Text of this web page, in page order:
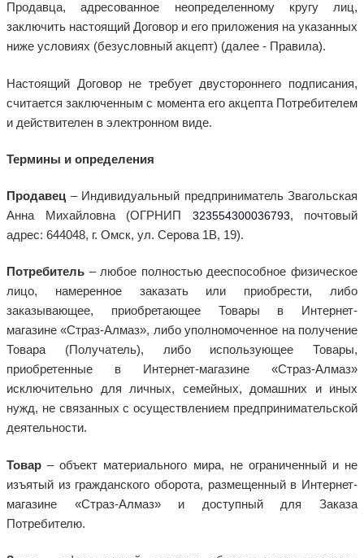
Продавца, адресованное неопределенному кругу лиц,
заключить настоящий Договор и его приложения на указанных
ниже условиях (безусловный акцепт) (далее - Правила).
Настоящий Договор не требует двустороннего подписания,
считается заключенным с момента его акцепта Потребителем
и действителен в электронном виде.
Термины и определения
Продавец – Индивидуальный предприниматель Звагольская
Анна Михайловна (ОГРНИП 323554300036793, почтовый
адрес: 644048, г. Омск, ул. Серова 1В, 19).
Потребитель – любое полностью дееспособное физическое
лицо, намеренное заказать или приобрести, либо
заказывающее, приобретающее Товары в Интернет-
магазине «Страз-Алмаз», либо уполномоченное на получение
Товара (Получатель), либо использующее Товары,
приобретенные в Интернет-магазине «Страз-Алмаз»
исключительно для личных, семейных, домашних и иных
нужд, не связанных с осуществлением предпринимательской
деятельности.
Товар – объект материального мира, не ограниченный и не
изъятый из гражданского оборота, размещенный в Интернет-
магазине «Страз-Алмаз» и доступный для Заказа
Потребителю.